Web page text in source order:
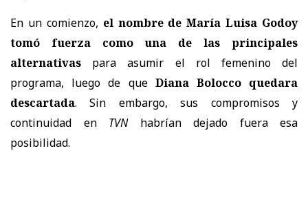
En un comienzo, el nombre de María Luisa Godoy
tomó fuerza como una de las principales
alternativas para asumir el rol femenino del
programa, luego de que Diana Bolocco quedara
descartada. Sin embargo, sus compromisos y
continuidad en TVNhabrían dejado fuera esa
posibilidad.